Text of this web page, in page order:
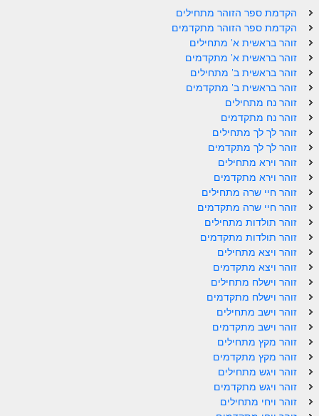
ספר הזוהר חיי שרה מתחילים
ספר הזוהר חיי שרה מתקדמים
ספר הזוהר תולדות מתחילים
ספר הזוהר תולדות מתקדמים
ספר הזוהר ויצא מתחילים
ספר הזוהר ויצא מתקדמים
ספר הזוהר וישלח מתחילים
הזוהר הקדוש וישלח מתקדמים
הזוהר הקדוש וישב מתחילים
הזוהר הקדוש וישב מתקדמים
הזוהר הקדוש מקץ מתחילים
הזוהר הקדוש מקץ מתקדמים
הזוהר הקדוש ויגש מתחילים
הזוהר הקדוש ויגש מתקדמים
הזוהר הקדוש ויחי מתחילים
הקדמת ספר הזוהר מתחילים
הקדמת ספר הזוהר מתקדמים
זוהר בראשית א' מתחילים
זוהר בראשית א' מתקדמים
זוהר בראשית ב' מתחילים
זוהר בראשית ב' מתקדמים
זוהר נח מתחילים
זוהר נח מתקדמים
זוהר לך לך מתחילים
זוהר לך לך מתקדמים
זוהר וירא מתחילים
זוהר וירא מתקדמים
זוהר חיי שרה מתחילים
זוהר חיי שרה מתקדמים
זוהר תולדות מתחילים
זוהר תולדות מתקדמים
זוהר ויצא מתחילים
זוהר ויצא מתקדמים
זוהר וישלח מתחילים
זוהר וישלח מתקדמים
זוהר וישב מתחילים
זוהר וישב מתקדמים
זוהר מקץ מתחילים
זוהר מקץ מתקדמים
זוהר ויגש מתחילים
זוהר ויגש מתקדמים
זוהר ויחי מתחילים